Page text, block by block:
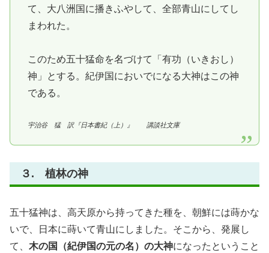
て、大八洲国に播きふやして、全部青山にしてし
まわれた。
このため五十猛命を名づけて「有功（いきおし）
神」とする。紀伊国においでになる大神はこの神
である。
宇治谷 猛 訳『日本書紀（上）』 講談社文庫
３. 植林の神
五十猛神は、高天原から持ってきた種を、朝鮮には蒔かな
いで、日本に蒔いて青山にしました。そこから、発展し
て、 木の国（紀伊国の元の名）の大神になったということ